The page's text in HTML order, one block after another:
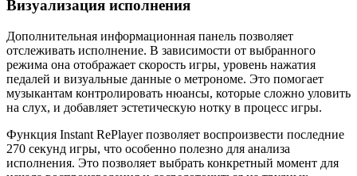
Визуализация исполнения
Дополнительная информационная панель позволяет
отслеживать исполнение. В зависимости от выбранного
режима она отображает скорость игры, уровень нажатия
педалей и визуальные данные о метрономе. Это помогает
музыкантам контролировать нюансы, которые сложно уловить
на слух, и добавляет эстетическую нотку в процесс игры.
Функция Instant RePlayer позволяет воспроизвести последние
270 секунд игры, что особенно полезно для анализа
исполнения. Это позволяет выбрать конкретный момент для